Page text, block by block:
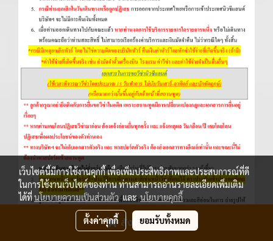
สั่งซื้อสินค้า
เว็บไซต์นี้มีการใช้งานคุกกี้ เพื่อเพิ่มประสิทธิภาพและประสบการณ์ที่ดี
ในการใช้งานเว็บไซต์ของท่าน ท่านสามารถอ่านรายละเอียดเพิ่มเติม
ได้ที่นโยบายความเป็นส่วนตัวและนโยบายคุกกี้
ตั้งค่าคุกกี้ ยอมรับทั้งหมด